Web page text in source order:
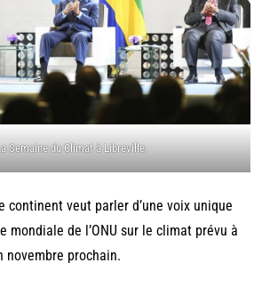
Semaine du Climat à Libreville.
continent veut parler d’une voix unique
mondiale de l’ONU sur le climat prévu à
novembre prochain.